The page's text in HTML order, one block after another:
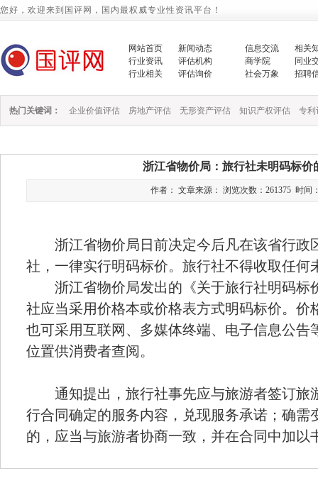
您好，欢迎来到国评网，国内最权威专业性资讯平台！
网站首页
新闻动态
行业资讯
评估机构
行业相关
评估询价
信息交流
相关
商学院
同业
社会万象
招聘
热门关键词： 企业价值评估 房地产评估 无形资产评估 知识产权评估 专利
浙江省物价局：旅行社未明码标价
作者： 文章来源： 浏览次数：261375 时间
浙江省物价局日前决定今后凡在该省行政
社，一律实行明码标价。旅行社不得收取任何
浙江省物价局发出的《关于旅行社明码标
社应当采用价格本或价格表方式明码标价。价
也可采用互联网、多媒体终端、电子信息公告
位置供消费者查阅。
通知提出，旅行社事先应与旅游者签订旅
行合同确定的服务内容，兑现服务承诺；确需
的，应当与旅游者协商一致，并在合同中加以